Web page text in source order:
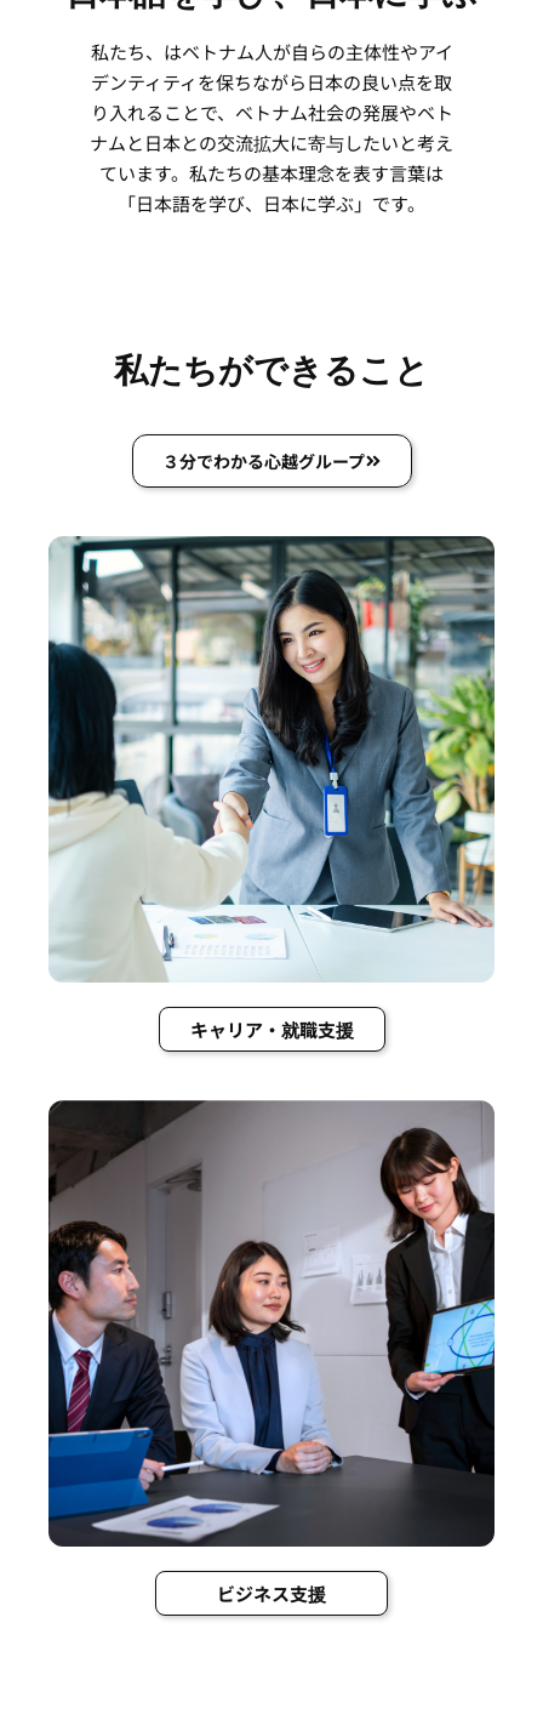
私たち、はベトナム人が自らの主体性やアイ
デンティティを保ちながら日本の良い点を取
り入れることで、ベトナム社会の発展やベト
ナムと日本との交流拡大に寄与したいと考え
ています。私たちの基本理念を表す言葉は
「日本語を学び、日本に学ぶ」です。
私たちができること
３分でわかる心越グループ
キャリア・就職支援
ビジネス支援